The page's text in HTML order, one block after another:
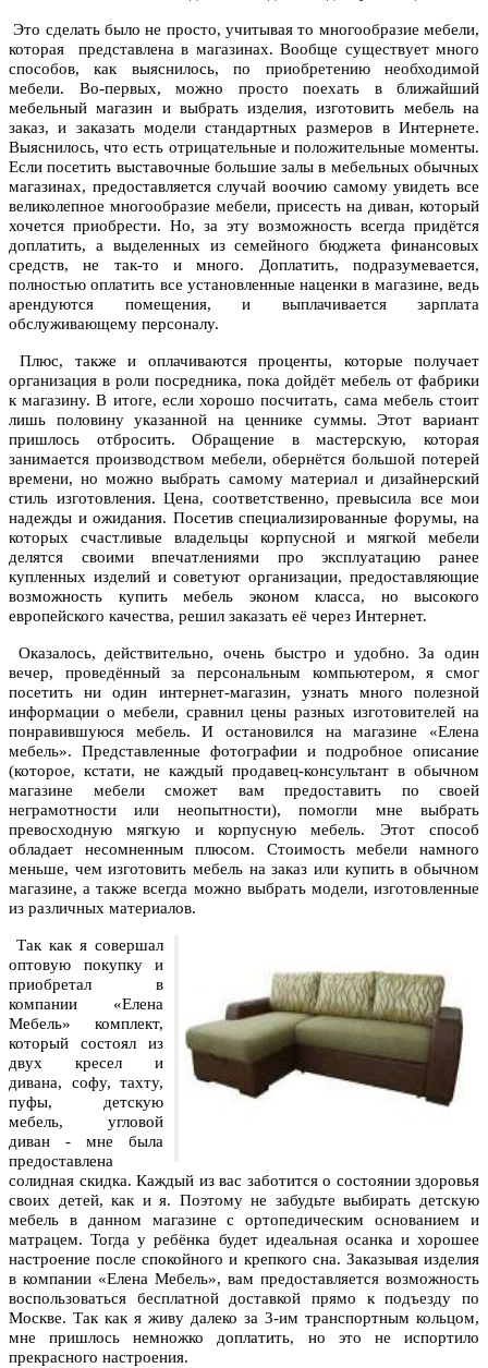
Это сделать было не просто, учитывая то многообразие мебели,
которая представлена в магазинах. Вообще существует много
способов, как выяснилось, по приобретению необходимой
мебели. Во-первых, можно просто поехать в ближайший
мебельный магазин и выбрать изделия, изготовить мебель на
заказ, и заказать модели стандартных размеров в Интернете.
Выяснилось, что есть отрицательные и положительные моменты.
Если посетить выставочные большие залы в мебельных обычных
магазинах, предоставляется случай воочию самому увидеть все
великолепное многообразие мебели, присесть на диван, который
хочется приобрести. Но, за эту возможность всегда придётся
доплатить, а выделенных из семейного бюджета финансовых
средств, не так-то и много. Доплатить, подразумевается,
полностью оплатить все установленные наценки в магазине, ведь
арендуются помещения, и выплачивается зарплата
обслуживающему персоналу.
Плюс, также и оплачиваются проценты, которые получает
организация в роли посредника, пока дойдёт мебель от фабрики
к магазину. В итоге, если хорошо посчитать, сама мебель стоит
лишь половину указанной на ценнике суммы. Этот вариант
пришлось отбросить. Обращение в мастерскую, которая
занимается производством мебели, обернётся большой потерей
времени, но можно выбрать самому материал и дизайнерский
стиль изготовления. Цена, соответственно, превысила все мои
надежды и ожидания. Посетив специализированные форумы, на
которых счастливые владельцы корпусной и мягкой мебели
делятся своими впечатлениями про эксплуатацию ранее
купленных изделий и советуют организации, предоставляющие
возможность купить мебель эконом класса, но высокого
европейского качества, решил заказать её через Интернет.
Оказалось, действительно, очень быстро и удобно. За один
вечер, проведённый за персональным компьютером, я смог
посетить ни один интернет-магазин, узнать много полезной
информации о мебели, сравнил цены разных изготовителей на
понравившуюся мебель. И остановился на магазине «Елена
мебель». Представленные фотографии и подробное описание
(которое, кстати, не каждый продавец-консультант в обычном
магазине мебели сможет вам предоставить по своей
неграмотности или неопытности), помогли мне выбрать
превосходную мягкую и корпусную мебель. Этот способ
обладает несомненным плюсом. Стоимость мебели намного
меньше, чем изготовить мебель на заказ или купить в обычном
магазине, а также всегда можно выбрать модели, изготовленные
из различных материалов.
Так как я совершал
оптовую покупку и
приобретал в
компании «Елена
Мебель» комплект,
который состоял из
двух кресел и
дивана, софу, тахту,
пуфы, детскую
мебель, угловой
диван - мне была
предоставлена
солидная скидка. Каждый из вас заботится о состоянии здоровья
своих детей, как и я. Поэтому не забудьте выбирать детскую
мебель в данном магазине с ортопедическим основанием и
матрацем. Тогда у ребёнка будет идеальная осанка и хорошее
настроение после спокойного и крепкого сна. Заказывая изделия
в компании «Елена Мебель», вам предоставляется возможность
воспользоваться бесплатной доставкой прямо к подъезду по
Москве. Так как я живу далеко за 3-им транспортным кольцом,
мне пришлось немножко доплатить, но это не испортило
прекрасного настроения.